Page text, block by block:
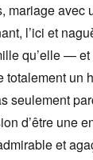
mariage
l’ici et
qu’elle — et
un
d’être une
et